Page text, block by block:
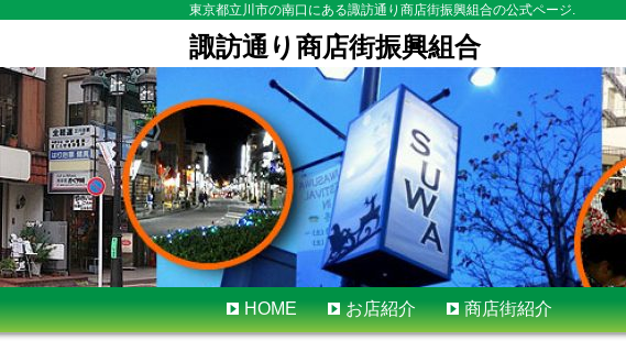
東京都立川市の南口にある諏訪通り商店街振興組合の公式ページ.
諏訪通り商店街振興組合
to
HOME お店紹介 商店街紹介